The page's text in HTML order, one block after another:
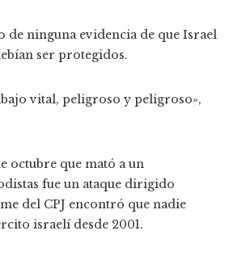
de ninguna evidencia de que Israel
ser protegidos.
vital, peligroso y peligroso»,
octubre que mató a un
fue un ataque dirigido
del CPJ encontró que nadie
israelí desde 2001.